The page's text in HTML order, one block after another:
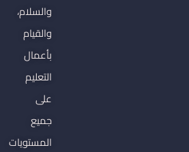
والسلام،
والقيام
بأعمال
التعليم
على
جميع
المستويات